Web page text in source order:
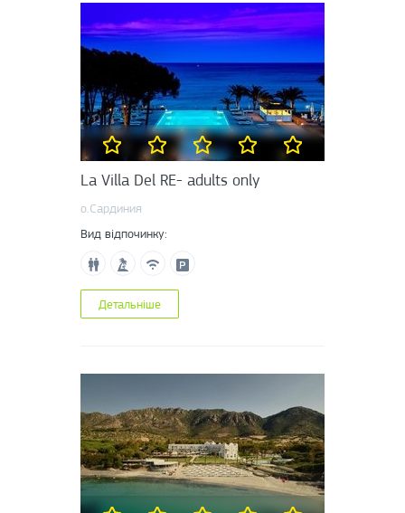
La Villa Del RE- adults only
о.Сардиния
Вид відпочинку:
Детальніше